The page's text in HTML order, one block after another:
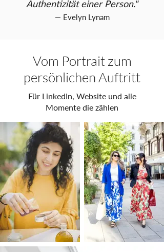
Authentizität einer Person."
— Evelyn Lynam
Vom Portrait zum
persönlichen Auftritt
Für LinkedIn, Website und alle
Momente die zählen